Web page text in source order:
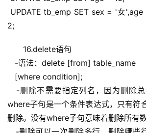
UPDATE tb_emp SET sex = '女
2;
16.delete语句
-语法：delete [from] table_name
[where condition];
-删除不需要指定列名，因为删除总
where子句是一个条件表达式，只有符
删除。没有where子句意味着删除所有